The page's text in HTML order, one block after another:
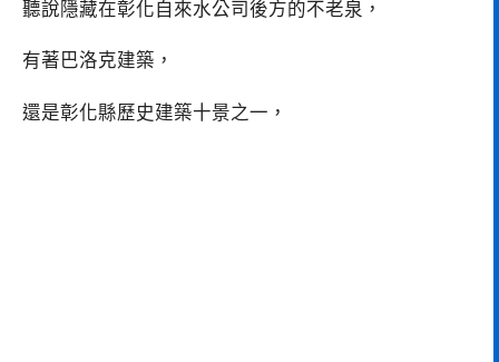
聽說隱藏在彰化自來水公司後方的不老泉，
有著巴洛克建築，
還是彰化縣歷史建築十景之一，